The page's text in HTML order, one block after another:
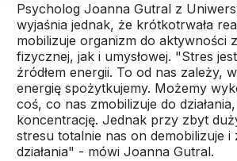
Psycholog Joanna Gutral z
wyjaśnia jednak, że krótkotrwała
mobilizuje organizm do aktywności
fizycznej, jak i umysłowej. "Stres
źródłem energii. To od nas zależy,
energię spożytkujemy. Możemy
coś, co nas zmobilizuje do
koncentrację. Jednak przy zbyt
stresu totalnie nas on demobilizuje i
działania" - mówi Joanna Gutral.